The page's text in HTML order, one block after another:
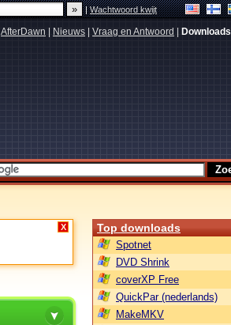
|Wachtwoord kwijt
AfterDawn Nieuws Vraag en Antwoord Downloads
X Top downloads
Spotnet
DVD Shrink
coverXP Free
QuickPar (nederlands)
MakeMKV